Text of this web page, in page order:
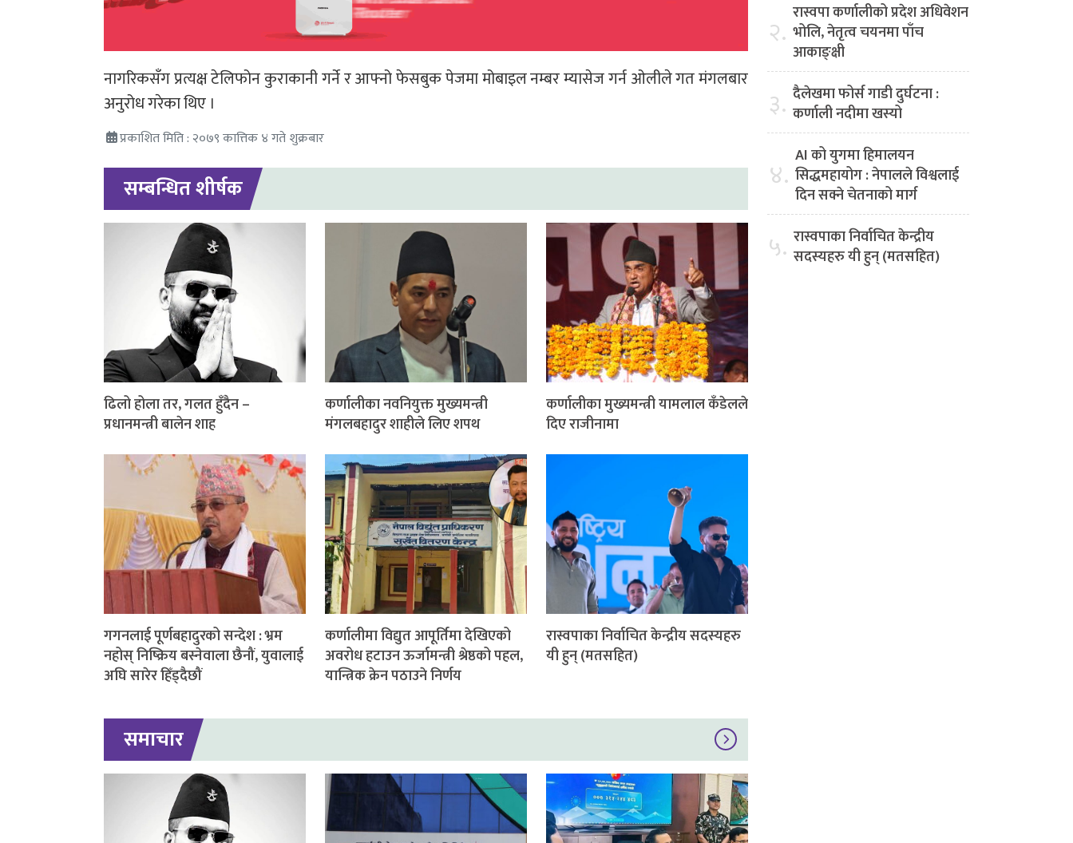
नागरिकसँग प्रत्यक्ष टेलिफोन कुराकानी गर्ने र आफ्नो फेसबुक पेजमा मोबाइल नम्बर म्यासेज गर्न ओलीले गत मंगलबार
अनुरोध गरेका थिए ।
प्रकाशित मिति : २०७९ कात्तिक ४ गते शुक्रबार
सम्बन्धित शीर्षक
ढिलो होला तर, गलत हुँदैन –
प्रधानमन्त्री बालेन शाह
कर्णालीका नवनियुक्त मुख्यमन्त्री
मंगलबहादुर शाहीले लिए शपथ
कर्णालीका मुख्यमन्त्री यामलाल कँडेलले
दिए राजीनामा
गगनलाई पूर्णबहादुरको सन्देश : भ्रम
नहोस् निष्क्रिय बस्नेवाला छैनौं, युवालाई
अघि सारेर हिँड्दैछौं
कर्णालीमा विद्युत आपूर्तिमा देखिएको
अवरोध हटाउन ऊर्जामन्त्री श्रेष्ठको पहल,
यान्त्रिक क्रेन पठाउने निर्णय
रास्वपाका निर्वाचित केन्द्रीय सदस्यहरु
यी हुन् (मतसहित)
समाचार
२. रास्वपा कर्णालीको प्रदेश अधिवेशन
भोलि, नेतृत्व चयनमा पाँच
आकाङ्क्षी
३. दैलेखमा फोर्स गाडी दुर्घटना :
कर्णाली नदीमा खस्यो
४. AI को युगमा हिमालयन
सिद्धमहायोग : नेपालले विश्वलाई
दिन सक्ने चेतनाको मार्ग
५. रास्वपाका निर्वाचित केन्द्रीय
सदस्यहरु यी हुन् (मतसहित)